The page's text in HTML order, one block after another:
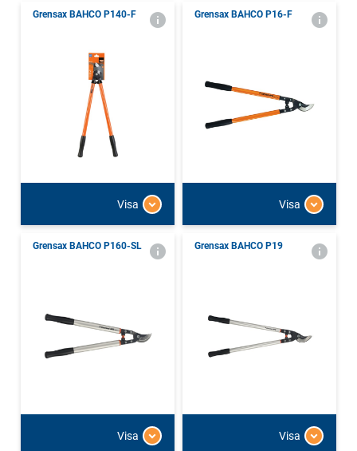
Grensax BAHCO P140-F
Visa
Grensax BAHCO P16-F
Visa
Grensax BAHCO P160-SL
Visa
Grensax BAHCO P19
Visa